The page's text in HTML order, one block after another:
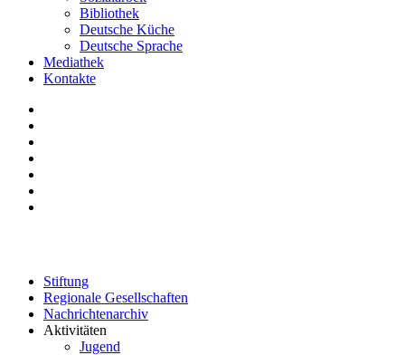
Bibliothek
Deutsche Küche
Deutsche Sprache
Mediathek
Kontakte
Stiftung
Regionale Gesellschaften
Nachrichtenarchiv
Aktivitäten
Jugend